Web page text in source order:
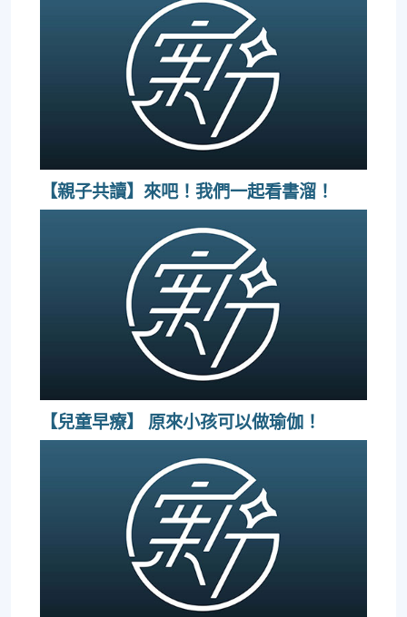
【親子共讀】來吧！我們一起看書溜！
【兒童早療】 原來小孩可以做瑜伽！